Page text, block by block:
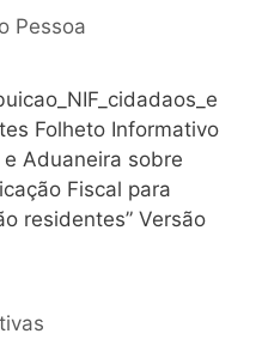
Pessoa
Folheto Informativo
Aduaneira sobre
Fiscal para
residentes” Versão